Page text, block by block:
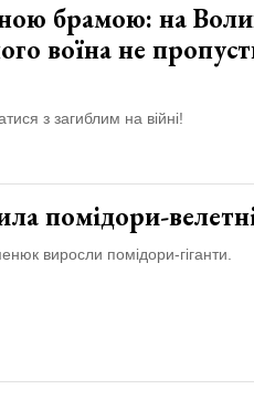
брамою: на
воїна не
з загиблим на війні!
помідори-
виросли помідори-гіганти.